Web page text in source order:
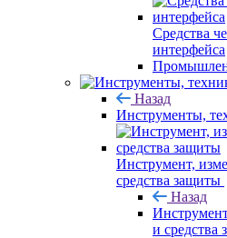
Средства
интерфейса
Назад
Инструменты,
Инструмент,
средства защиты
Назад
и средства